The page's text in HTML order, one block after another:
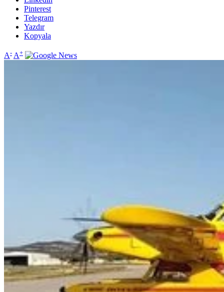
Pinterest
Telegram
Yazdır
Kopyala
A- A+